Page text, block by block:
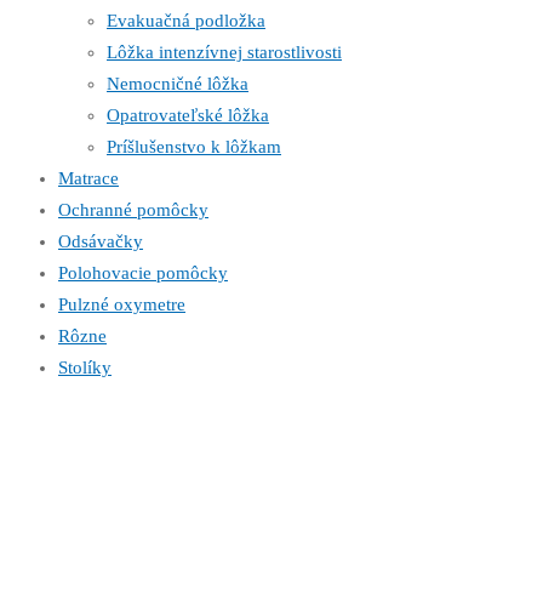
Evakuačná podložka
Lôžka intenzívnej starostlivosti
Nemocničné lôžka
Opatrovateľské lôžka
Príšlušenstvo k lôžkam
Matrace
Ochranné pomôcky
Odsávačky
Polohovacie pomôcky
Pulzné oxymetre
Rôzne
Stolíky